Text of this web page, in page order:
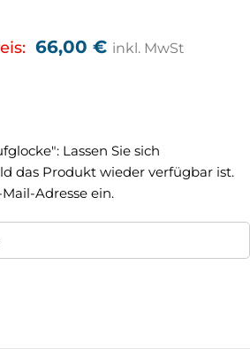
66,00 € inkl. MwSt
Lassen Sie sich
das Produkt wieder verfügbar ist.
Adresse ein.